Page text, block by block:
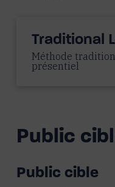
Traditional
Méthode
présentiel
Public
Public cible